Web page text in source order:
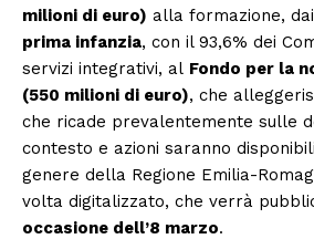
Menu
AREEINTERNE
Canale TV 70/80/90
CONTENUTI
ECONOMIA
milioni di euro) alla formazione, dai
prima infanzia, con il 93,6% dei
servizi integrativi, al Fondo per la
(550 milioni di euro), che
che ricade prevalentemente sulle
contesto e azioni saranno
genere della Regione Emilia-
volta digitalizzato, che verrà
occasione dell’8 marzo.